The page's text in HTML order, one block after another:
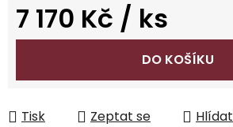
7 170 Kč / ks
Měrná cena:
DO KOŠÍKU
Tisk Zeptat se Hlídat